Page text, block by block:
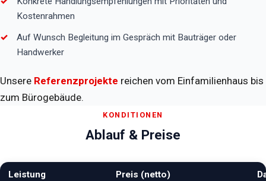
Kostenrahmen
Auf Wunsch Begleitung im Gespräch mit Bauträger oder
Handwerker
Unsere Referenzprojekte reichen vom Einfamilienhaus bis
zum Bürogebäude.
KONDITIONEN
Ablauf & Preise
Leistung Preis (netto)